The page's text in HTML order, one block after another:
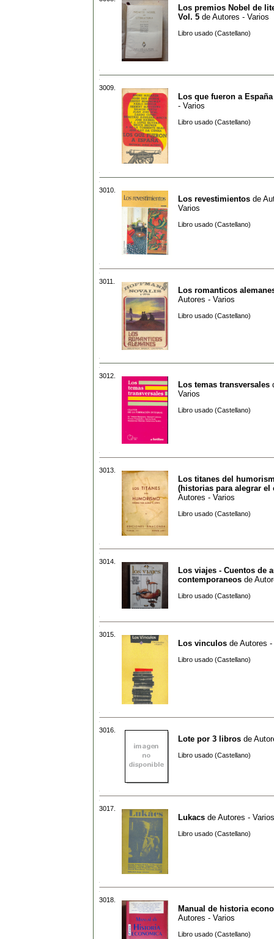
Los premios Nobel de
Vol. 5 de Autores - Varios
Libro usado (Castellano)
3009.
Los que fueron a España
- Varios
Libro usado (Castellano)
3010.
Los revestimientos de
Varios
Libro usado (Castellano)
3011.
Los romanticos
Autores - Varios
Libro usado (Castellano)
3012.
Los temas transversales
Varios
Libro usado (Castellano)
3013.
Los titanes del
(historias para alegrar el
Autores - Varios
Libro usado (Castellano)
3014.
Los viajes - Cuentos de
contemporaneos de
Libro usado (Castellano)
3015.
Los vinculos de Autores -
Libro usado (Castellano)
3016.
Lote por 3 libros de
Libro usado (Castellano)
3017.
Lukacs de Autores - Varios
Libro usado (Castellano)
3018.
Manual de historia
Autores - Varios
Libro usado (Castellano)